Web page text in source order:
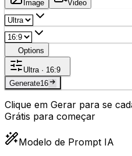
Image Video
Options
Ultra · 16:9
Generate16
Clique em Gerar para se
Grátis para começar
Modelo de Prompt IA